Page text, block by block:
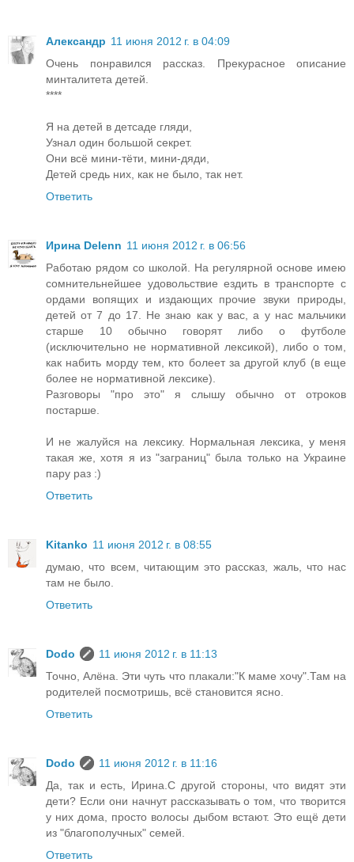
Александр 11 июня 2012 г. в 04:09
Очень понравился рассказ. Прекурасное описание
минталитета детей.
****
Я на детей в детсаде гляди,
Узнал один большой секрет.
Они всё мини-тёти, мини-дяди,
Детей средь них, как не было, так нет.
Ответить
Ирина Delenn 11 июня 2012 г. в 06:56
Работаю рядом со школой. На регулярной основе имею
сомнительнейшее удовольствие ездить в транспорте с
ордами вопящих и издающих прочие звуки природы,
детей от 7 до 17. Не знаю как у вас, а у нас мальчики
старше 10 обычно говорят либо о футболе
(исключительно не нормативной лексикой), либо о том,
как набить морду тем, кто болеет за другой клуб (в еще
более не нормативной лексике).
Разговоры "про это" я слышу обычно от отроков
постарше.
И не жалуйся на лексику. Нормальная лексика, у меня
такая же, хотя я из "заграниц" была только на Украине
пару раз :)
Ответить
Kitanko 11 июня 2012 г. в 08:55
думаю, что всем, читающим это рассказ, жаль, что нас
там не было.
Ответить
Dodo
11 июня 2012 г. в 11:13
Точно, Алёна. Эти чуть что плакали:"К маме хочу".Там на
родителей посмотришь, всё становится ясно.
Ответить
Dodo
11 июня 2012 г. в 11:16
Да, так и есть, Ирина.С другой стороны, что видят эти
дети? Если они начнут рассказывать о том, что творится
у них дома, просто волосы дыбом встают. Это ещё дети
из "благополучных" семей.
Ответить